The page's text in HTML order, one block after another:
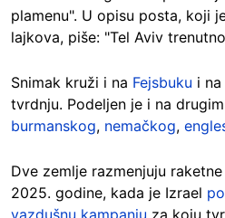
plamenu". U opisu posta, koji
lajkova, piše: "Tel Aviv
Snimak kruži i na Fejsbuku i na
tvrdnju. Podeljen je i na
burmanskog, nemačkog,
Dve zemlje razmenjuju
2025. godine, kada je Izrael
vazdušnu kampanju za koju